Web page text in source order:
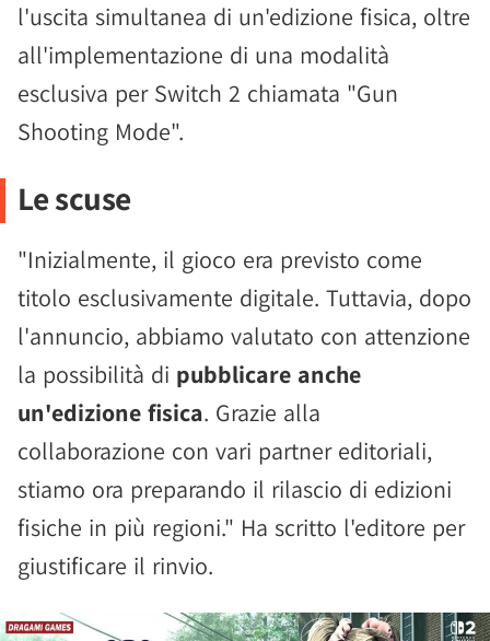
l'uscita simultanea di un'edizione fisica, oltre
all'implementazione di una modalità
esclusiva per Switch 2 chiamata "Gun
Shooting Mode".
Le scuse
"Inizialmente, il gioco era previsto come
titolo esclusivamente digitale. Tuttavia, dopo
l'annuncio, abbiamo valutato con attenzione
la possibilità di pubblicare anche
un'edizione fisica. Grazie alla
collaborazione con vari partner editoriali,
stiamo ora preparando il rilascio di edizioni
fisiche in più regioni." Ha scritto l'editore per
giustificare il rinvio.